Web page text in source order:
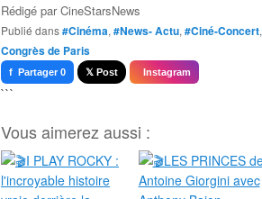
Rédigé parCineStarsNews
Publié dans#Cinéma, #News- Actu, #Ciné-Concert,
Congrès de Paris
f Partager 0 𝕏 Post Instagram
```
Vous aimerez aussi :